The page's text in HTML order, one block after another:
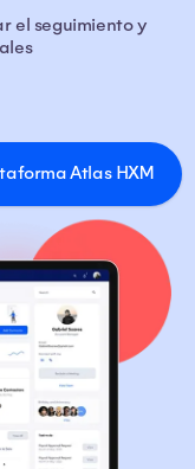
el seguimiento y
Atlas HXM